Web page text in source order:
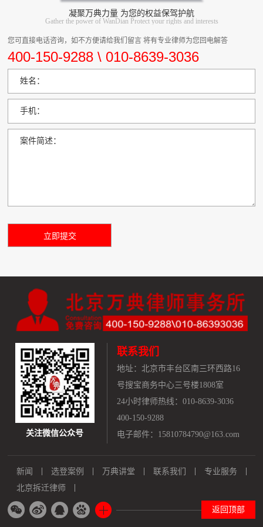
凝聚万典力量 为您的权益保驾护航
Gather the power of WanDian Protect your rights and interests
您可直接电话咨询，如不方便请给我们留言 将有专业律师为您回电解答
400-150-9288 \ 010-8639-3036
姓名：
手机：
案件简述：
关注微信公众号
联系我们
地址： 北京市丰台区南三环西路16
号搜宝商务中心三号楼1808室
24小时律师热线：010-8639-3036
400-150-9288
电子邮件：15810784790@163.com
新闻 选登案例 万典讲堂 联系我们
专业服务
北京拆迁律师
返回顶部